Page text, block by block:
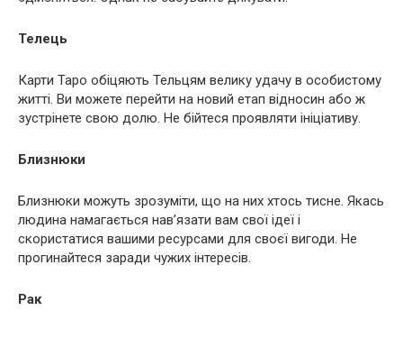
Телець
Карти Таро обіцяють Тельцям велику удачу в особистому
житті. Ви можете перейти на новий етап відносин або ж
зустрінете свою долю. Не бійтеся проявляти ініціативу.
Близнюки
Близнюки можуть зрозуміти, що на них хтось тисне. Якась
людина намагається нав’язати вам свої ідеї і
скористатися вашими ресурсами для своєї вигоди. Не
прогинайтеся заради чужих інтересів.
Рак